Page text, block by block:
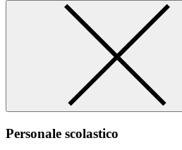
Personale scolastico